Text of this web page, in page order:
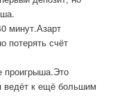
минут.Азарт
потерять счёт
проигрыша.Это
ведёт к ещё большим